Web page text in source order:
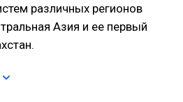
различных регионов
Азия и ее первый